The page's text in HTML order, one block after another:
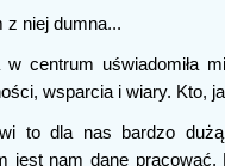
z niej dumna...
w centrum uświadomiła
wsparcia i wiary. Kto,
to dla nas bardzo
jest nam dane